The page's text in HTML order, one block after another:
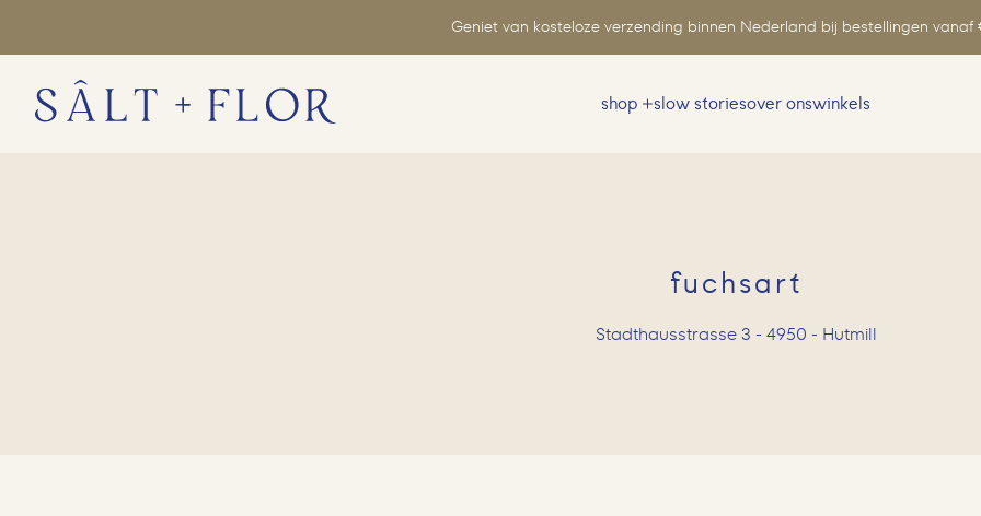
Geniet van kosteloze verzending binnen Nederland bij bestellingen vanaf
shop slow storiesover onswinkels
fuchsart
Stadthausstrasse 3 - 4950 - Hutmill